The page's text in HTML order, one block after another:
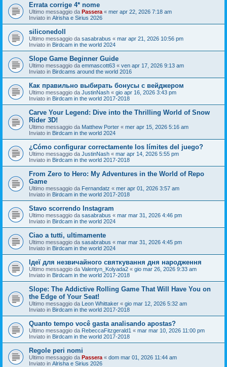
Errata corrige 4* nome
Ultimo messaggio da Passera « mer apr 22, 2026 7:18 am
Inviato in Alrisha e Sirius 2026
siliconedoll
Ultimo messaggio da sasabrabus « mar apr 21, 2026 10:56 pm
Inviato in Birdcam in the world 2024
Slope Game Beginner Guide
Ultimo messaggio da emmascott63 « ven apr 17, 2026 9:13 am
Inviato in Birdcams around the world 2016
Как правильно выбирать бонусы с вейджером
Ultimo messaggio da JustinNash « gio apr 16, 2026 3:43 pm
Inviato in Birdcam in the world 2017-2018
Carve Your Legend: Dive into the Thrilling World of Snow
Rider 3D!
Ultimo messaggio da Matthew Porter « mer apr 15, 2026 5:16 am
Inviato in Birdcam in the world 2024
¿Cómo configurar correctamente los límites del juego?
Ultimo messaggio da JustinNash « mar apr 14, 2026 5:55 pm
Inviato in Birdcam in the world 2017-2018
From Zero to Hero: My Adventures in the World of Repo
Game
Ultimo messaggio da Fernandatz « mer apr 01, 2026 3:57 am
Inviato in Birdcam in the world 2017-2018
Stavo scorrendo Instagram
Ultimo messaggio da sasabrabus « mar mar 31, 2026 4:46 pm
Inviato in Birdcam in the world 2024
Ciao a tutti, ultimamente
Ultimo messaggio da sasabrabus « mar mar 31, 2026 4:45 pm
Inviato in Birdcam in the world 2024
Ідеї для незвичайного святкування дня народження
Ultimo messaggio da Valentyn_Kolyada2 « gio mar 26, 2026 9:33 am
Inviato in Birdcam in the world 2017-2018
Slope: The Addictive Rolling Game That Will Have You on
the Edge of Your Seat!
Ultimo messaggio da Leon Whittaker « gio mar 12, 2026 5:32 am
Inviato in Birdcam in the world 2017-2018
Quanto tempo você gasta analisando apostas?
Ultimo messaggio da RebeccaFitzgerald1 « mar mar 10, 2026 11:00 pm
Inviato in Birdcam in the world 2017-2018
Regole peri nomi
Ultimo messaggio da Passera « dom mar 01, 2026 11:44 am
Inviato in Alrisha e Sirius 2026